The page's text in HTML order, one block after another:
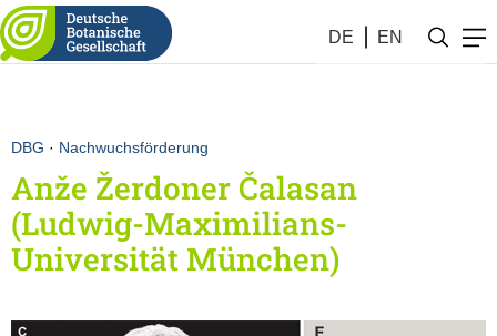
DE EN
DBG · Nachwuchsförderung
Anže Žerdoner Čalasan
(Ludwig-Maximilians-
Universität München)